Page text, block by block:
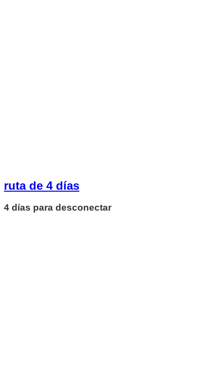
ruta de 4 días
4 días para desconectar